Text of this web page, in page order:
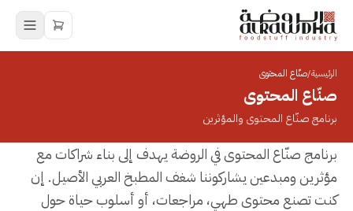
الرئيسية/صنّاع المحتوى
صنّاع المحتوى
برنامج صنّاع المحتوى والمؤثرين
برنامج صنّاع المحتوى في الروضة يهدف إلى بناء شراكات مع
مؤثرين ومبدعين يشاركوننا شغف المطبخ العربي الأصيل. إن
كنت تصنع محتوى طهي، مراجعات، أو أسلوب حياة حول